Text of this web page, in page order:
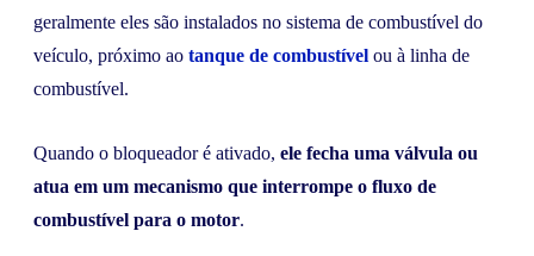
geralmente eles são instalados no sistema de combustível do
veículo, próximo ao tanque de combustível ou à linha de
combustível.
Quando o bloqueador é ativado, ele fecha uma válvula ou
atua em um mecanismo que interrompe o fluxo de
combustível para o motor.